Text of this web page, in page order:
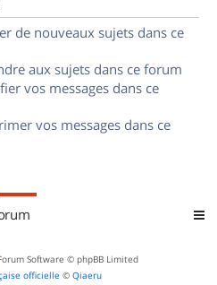
de nouveaux sujets dans ce
aux sujets dans ce forum
vos messages dans ce
vos messages dans ce
Software © phpBB Limited
officielle © Qiaeru